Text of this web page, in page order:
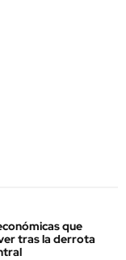
que
tras la derrota